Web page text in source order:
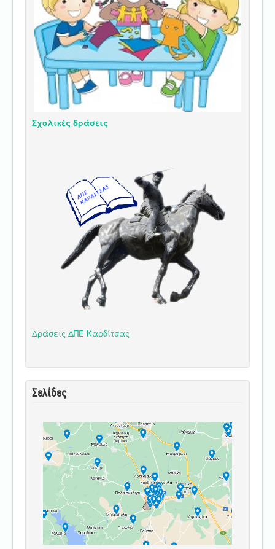
Σχολικές δράσεις
Δράσεις ΔΠΕ Καρδίτσας
Σελίδες